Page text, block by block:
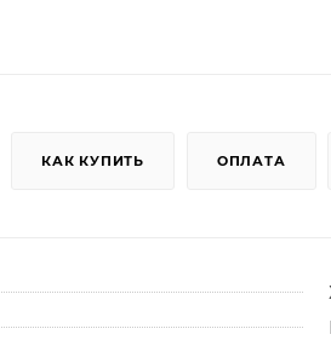
КАК КУПИТЬ ОПЛАТА